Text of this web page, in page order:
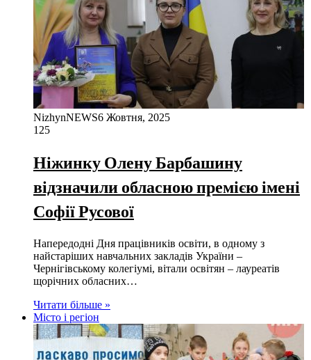
NizhynNEWS6 Жовтня, 2025
125
Ніжинку Олену Барбашину
відзначили обласною премією імені
Софії Русової
Напередодні Дня працівників освіти, в одному з
найстаріших навчальних закладів України –
Чернігівському колегіумі, вітали освітян – лауреатів
щорічних обласних…
Читати більше »
Місто і регіон